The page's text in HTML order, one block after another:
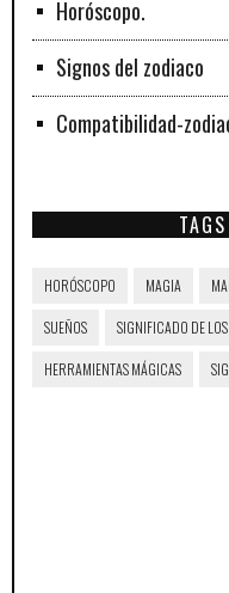
Horóscopo.
Signos del zodiaco
Compatibilidad-
HORÓSCOPO MAGIA
SUEÑOS SIGNIFICADO DE
HERRAMIENTAS MÁGICAS